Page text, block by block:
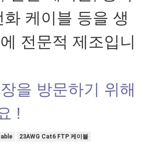
케이블 등을 생
전문적 제조입니
을 방문하기 위해
!
23AWG Cat6 FTP 케이블